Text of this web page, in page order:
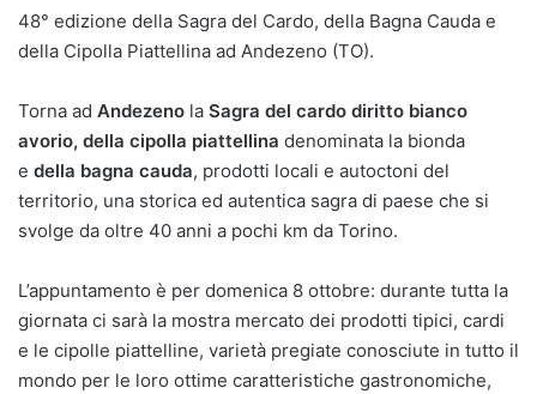
48° edizione della Sagra del Cardo, della Bagna Cauda e
della Cipolla Piattellina ad Andezeno (TO).
Torna ad Andezeno la Sagra del cardo diritto bianco
avorio, della cipolla piattellina denominata la bionda
e della bagna cauda, prodotti locali e autoctoni del
territorio, una storica ed autentica sagra di paese che si
svolge da oltre 40 anni a pochi km da Torino.
L’appuntamento è per domenica 8 ottobre: durante tutta la
giornata ci sarà la mostra mercato dei prodotti tipici, cardi
e le cipolle piattelline, varietà pregiate conosciute in tutto il
mondo per le loro ottime caratteristiche gastronomiche,